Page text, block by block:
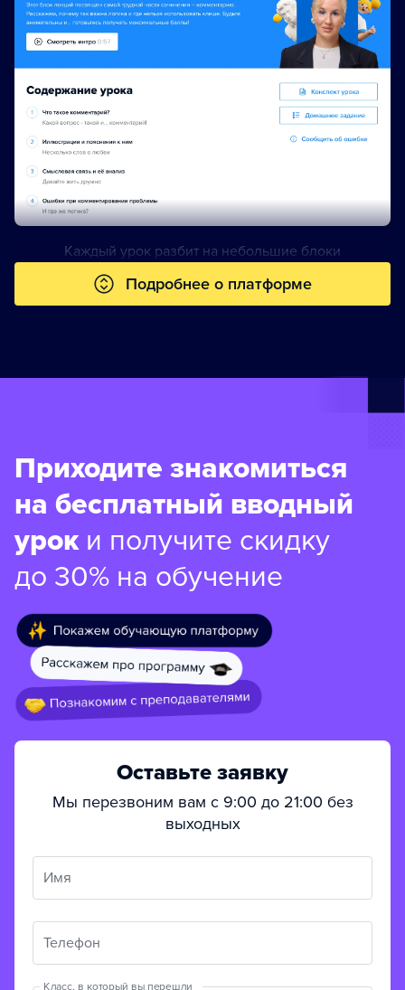
Каждый урок разбит на небольшие блоки
Подробнее о платформе
Приходите знакомиться
на бесплатный вводный
уроки получите скидку
до 30% на обучение
Оставьте заявку
Мы перезвоним вам с 9:00 до 21:00 без
выходных
Имя
Телефон
Класс, в который вы перешли